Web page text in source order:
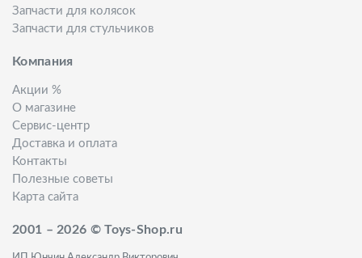
Запчасти для колясок
Запчасти для стульчиков
Компания
Акции %
О магазине
Сервис-центр
Доставка и оплата
Контакты
Полезные советы
Карта сайта
2001 – 2026 © Toys-Shop.ru